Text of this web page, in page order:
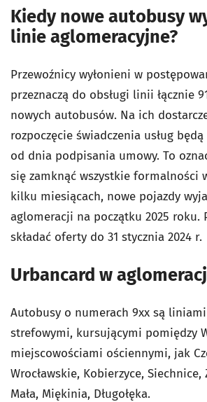
Kiedy nowe autobusy
linie aglomeracyjne?
Przewoźnicy wyłonieni w
przeznaczą do obsługi linii łącznie
nowych autobusów. Na ich
rozpoczęcie świadczenia usług
od dnia podpisania umowy. To
się zamknąć wszystkie formalności
kilku miesiącach, nowe pojazdy
aglomeracji na początku 2025 roku.
składać oferty do 31 stycznia 2024 r.
Urbancard w
Autobusy o numerach 9xx są
strefowymi, kursującymi pomiędzy
miejscowościami ościennymi, jak
Wrocławskie, Kobierzyce,
Mała, Miękinia, Długołęka.